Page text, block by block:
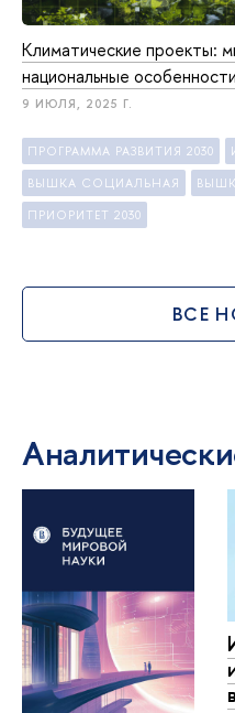
Климатические проекты:
национальные особенности
9 ИЮЛЯ, 2025 Г.
ПРОГРАММА РАЗВИТИЯ 2030
ЫШКА СОЦИАЛЬНАЯ
ПРИОРИТЕТ 2030
СЕ